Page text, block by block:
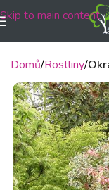
Skip to main content
Domů Rostliny